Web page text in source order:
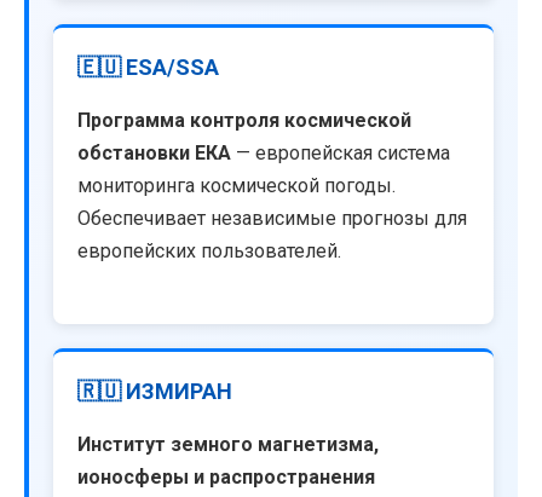
🇪🇺 ESA/SSA
Программа контроля космической
обстановки ЕКА — европейская система
мониторинга космической погоды.
Обеспечивает независимые прогнозы для
европейских пользователей.
🇷🇺 ИЗМИРАН
Институт земного магнетизма,
ионосферы и распространения